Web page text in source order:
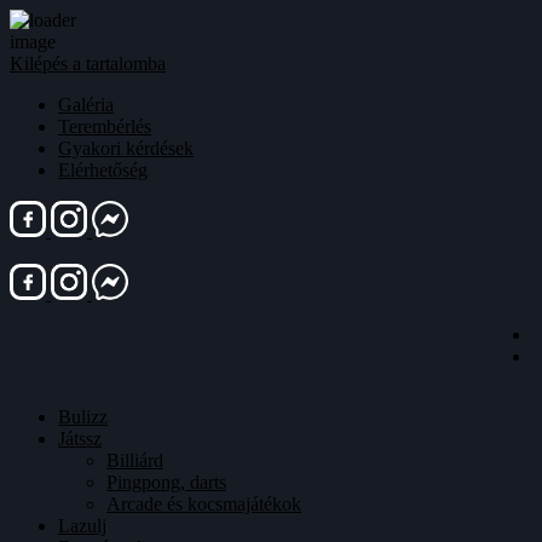
Kilépés a tartalomba
Galéria
Terembérlés
Gyakori kérdések
Elérhetőség
Bulizz
Játssz
Billiárd
Pingpong, darts
Arcade és kocsmajátékok
Lazulj